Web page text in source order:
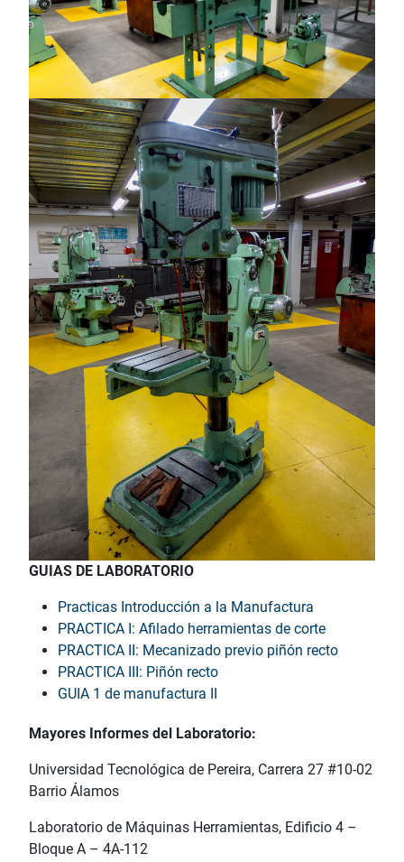
GUIAS DE LABORATORIO
Practicas Introducción a la Manufactura
PRACTICA I: Afilado herramientas de corte
PRACTICA II: Mecanizado previo piñón recto
PRACTICA III: Piñón recto
GUIA 1 de manufactura II
Mayores Informes del Laboratorio:
Universidad Tecnológica de Pereira, Carrera 27 #10-02
Barrio Álamos
Laboratorio de Máquinas Herramientas, Edificio 4 –
Bloque A – 4A-112